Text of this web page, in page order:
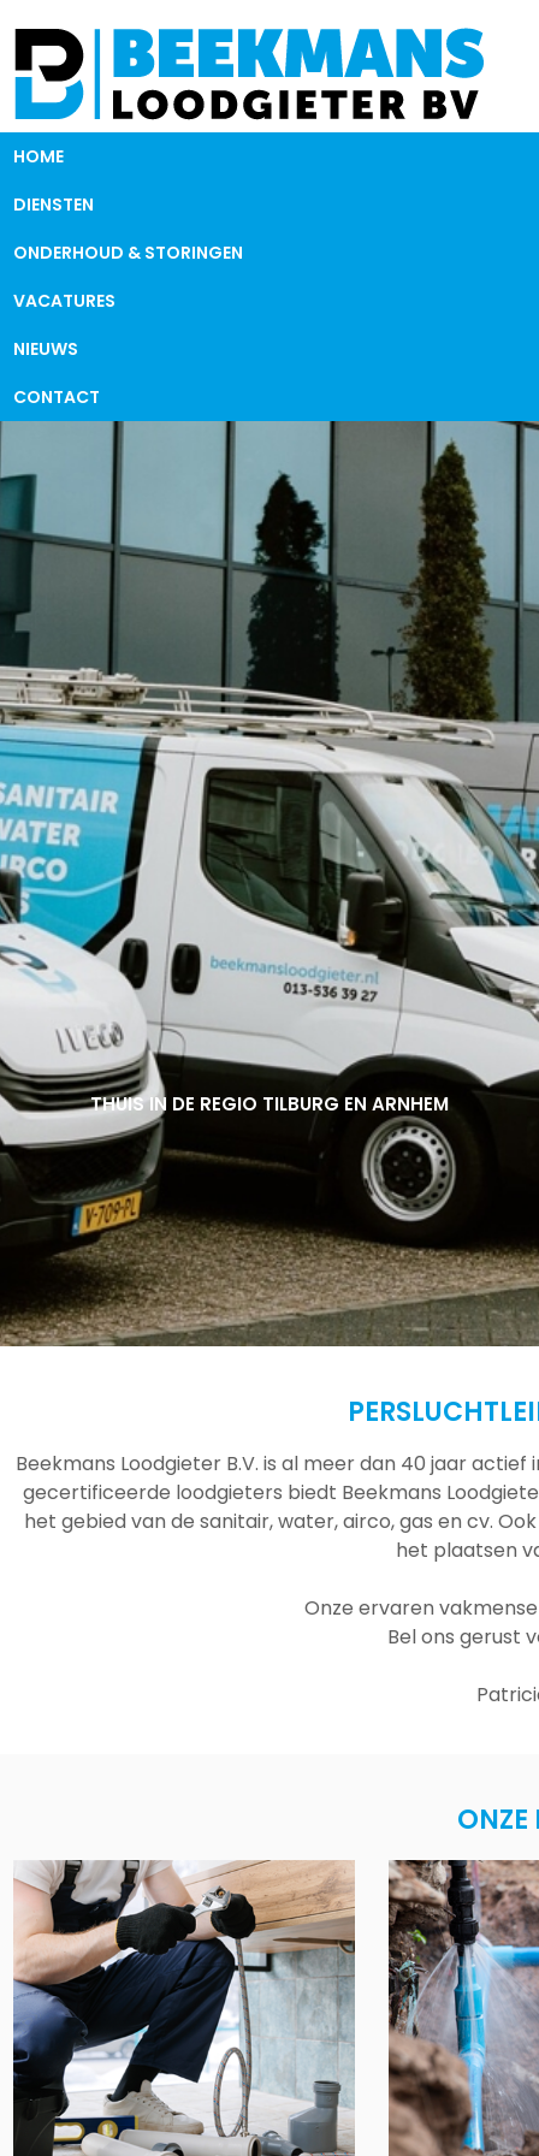
HOME
DIENSTEN
ONDERHOUD & STORINGEN
VACATURES
NIEUWS
CONTACT
THUIS IN DE REGIO TILBURG EN ARNHEM
THUIS IN DE REGIO TILBURG EN ARNHEM
THUIS IN DE REGIO TILBURG EN ARNHEM
Beekmans Loodgieter B.V. is al meer dan 40 jaar
gecertificeerde loodgieters biedt Beekmans
het gebied van de sanitair, water, airco, gas en cv.
het plaatsen
Onze ervaren
Bel ons gerust
ONZE